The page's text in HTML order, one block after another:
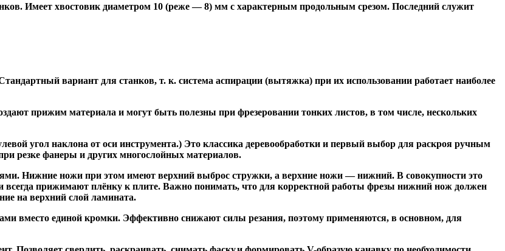
Имеет хвостовик диаметром 10 (реже — 8) мм с характерным продольным срезом. Последний служит
вариант для станков, т. к. система аспирации (вытяжка) при их использовании работает наиболее
прижим материала и могут быть полезны при фрезеровании тонких листов, в том числе, нескольких
угол наклона от оси инструмента.) Это классика деревообработки и первый выбор для раскроя ручным
резке фанеры и других многослойных материалов.
Нижние ножи при этом имеют верхний выброс стружки, а верхние ножи — нижний. В совокупности это
прижимают плёнку к плите. Важно понимать, что для корректной работы фрезы нижний нож должен
на верхний слой ламината.
вместо единой кромки. Эффективно снижают силы резания, поэтому применяются, в основном, для